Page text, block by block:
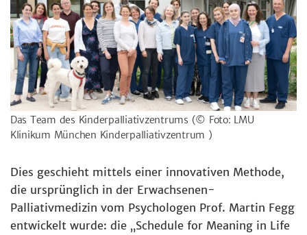
Das Team des Kinderpalliativzentrums (© Foto: LMU
Klinikum München Kinderpalliativzentrum )
Dies geschieht mittels einer innovativen Methode,
die ursprünglich in der Erwachsenen-
Palliativmedizin vom Psychologen Prof. Martin Fegg
entwickelt wurde: die „Schedule for Meaning in Life